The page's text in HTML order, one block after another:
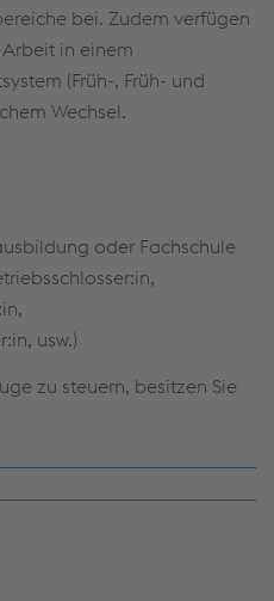
bei. Zudem verfügen
in einem
(Früh-, Früh- und
Wechsel.
oder Fachschule
usw.)
zu steuern, besitzen Sie
Vorteil
Aufgaben sind Sie